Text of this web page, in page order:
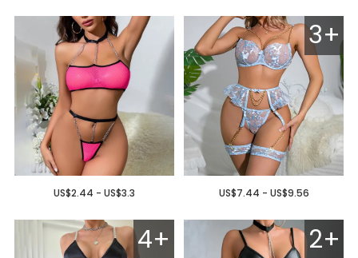
US$2.44 - US$3.3
3+
US$7.44 - US$9.56
4+ 2+